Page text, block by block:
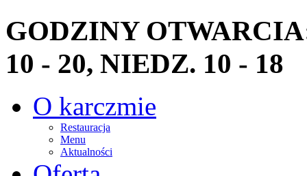
GODZINY
10 - 20, NIEDZ. 10 - 18
O karczmie
Restauracja
Menu
Aktualności